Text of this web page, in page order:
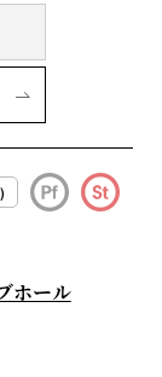
ホール